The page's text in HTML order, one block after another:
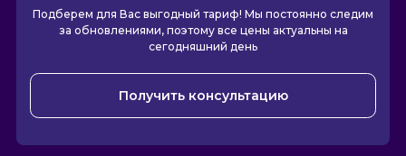
Подберем для Вас выгодный тариф! Мы постоянно следим
за обновлениями, поэтому все цены актуальны на
сегодняшний день
Получить консультацию